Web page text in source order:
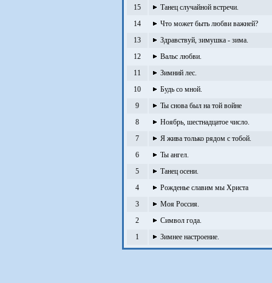
15
Танец случайной встречи.
14
Что может быть любви важней?
13
Здравствуй, зимушка - зима.
12
Вальс любви.
11
Зимний лес.
10
Будь со мной.
9
Ты снова был на той войне
8
Ноябрь, шестнадцатое число.
7
Я жива только рядом с тобой.
6
Ты ангел.
5
Танец осени.
4
Рожденье славим мы Христа
3
Моя Россия.
2
Символ года.
1
Зимнее настроение.